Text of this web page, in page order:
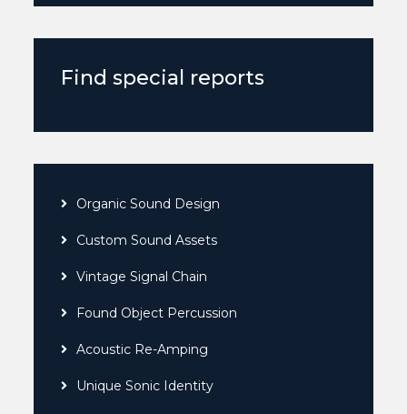
Find special reports
Organic Sound Design
Custom Sound Assets
Vintage Signal Chain
Found Object Percussion
Acoustic Re-Amping
Unique Sonic Identity